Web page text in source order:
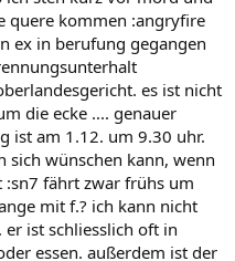
quere kommen :angryfire
ex in berufung gegangen
es ist nicht
die ecke .... genauer
ist am 1.12. um 9.30 uhr.
sich wünschen kann, wenn
fährt zwar frühs um
mit f.? ich kann nicht
ist schliesslich oft in
essen. außerdem ist der